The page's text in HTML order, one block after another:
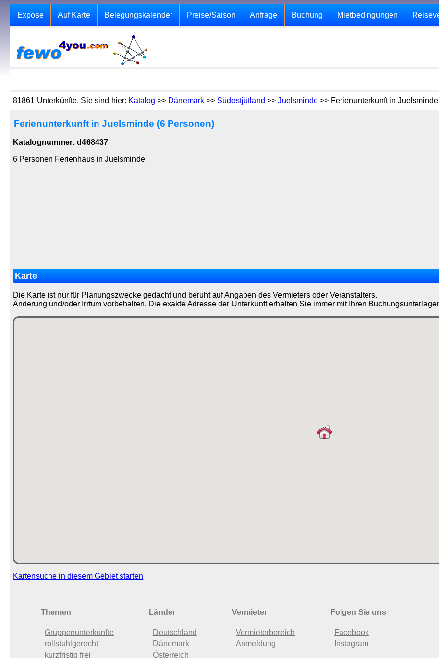
Expose Auf Karte Belegungskalender Preise/Saison Anfrage Buchung Mietbedingungen
81861 Unterkünfte, Sie sind hier: Katalog >> Dänemark >> Südostjütland >>Juelsminde>> Ferienunterkunft in
Ferienunterkunft in Juelsminde (6 Personen)
Katalognummer: d468437
6 Personen Ferienhaus in Juelsminde
Karte
Die Karte ist nur für Planungszwecke gedacht und beruht auf Angaben des Vermieters oder Veranstalters.
Änderung und/oder Irrtum vorbehalten. Die exakte Adresse der Unterkunft erhalten Sie immer mit Ihren
Kartensuche in diesem Gebiet starten
Themen
Gruppenunterkünfte
rollstuhlgerecht
kurzfristig frei
Länder
Deutschland
Dänemark
Österreich
Vermieter
Vermieterbereich
Anmeldung
Folgen Sie uns
Facebook
Instagram